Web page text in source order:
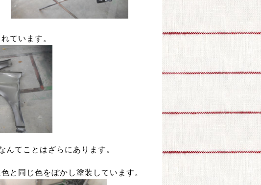
ています。
んてことはざらにあります。
と同じ色をぼかし塗装しています。